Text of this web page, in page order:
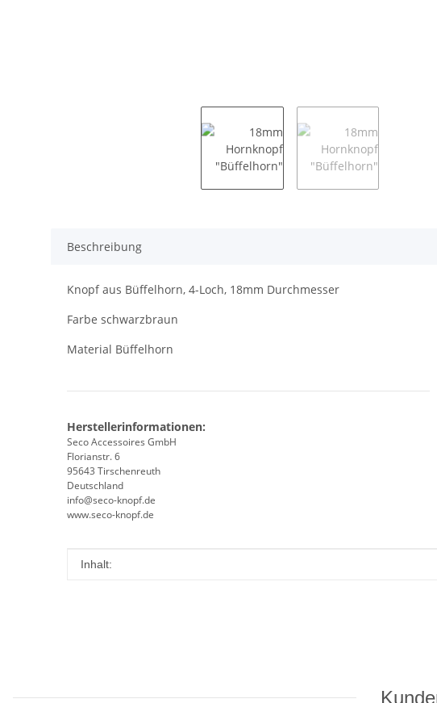
Beschreibung
Knopf aus Büffelhorn, 4-Loch, 18mm Durchmesser
Farbe schwarzbraun
Material Büffelhorn
Herstellerinformationen:
Seco Accessoires GmbH
Florianstr. 6
95643 Tirschenreuth
Deutschland
info@seco-knopf.de
www.seco-knopf.de
Produkteigenschaft
Wert
Inhalt: